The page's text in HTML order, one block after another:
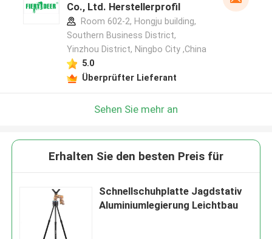
Co., Ltd. Herstellerprofil
Room 602-2, Hongju building,
Southern Business District,
Yinzhou District, Ningbo City ,China
5.0
Überprüfter Lieferant
Sehen Sie mehr an
Erhalten Sie den besten Preis für
Schnellschuhplatte Jagdstativ
Aluminiumlegierung Leichtbau